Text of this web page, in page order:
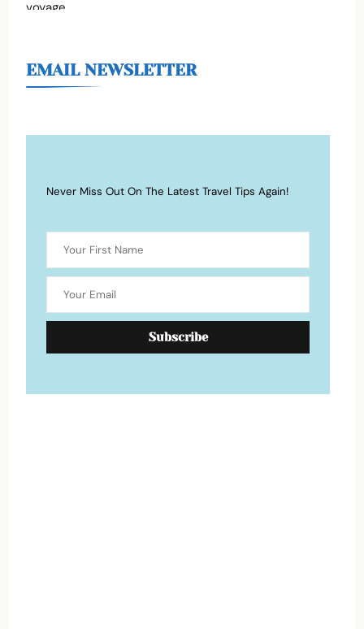
EMAIL NEWSLETTER
Never Miss Out On The Latest Travel Tips Again!